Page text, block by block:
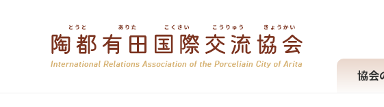
協会